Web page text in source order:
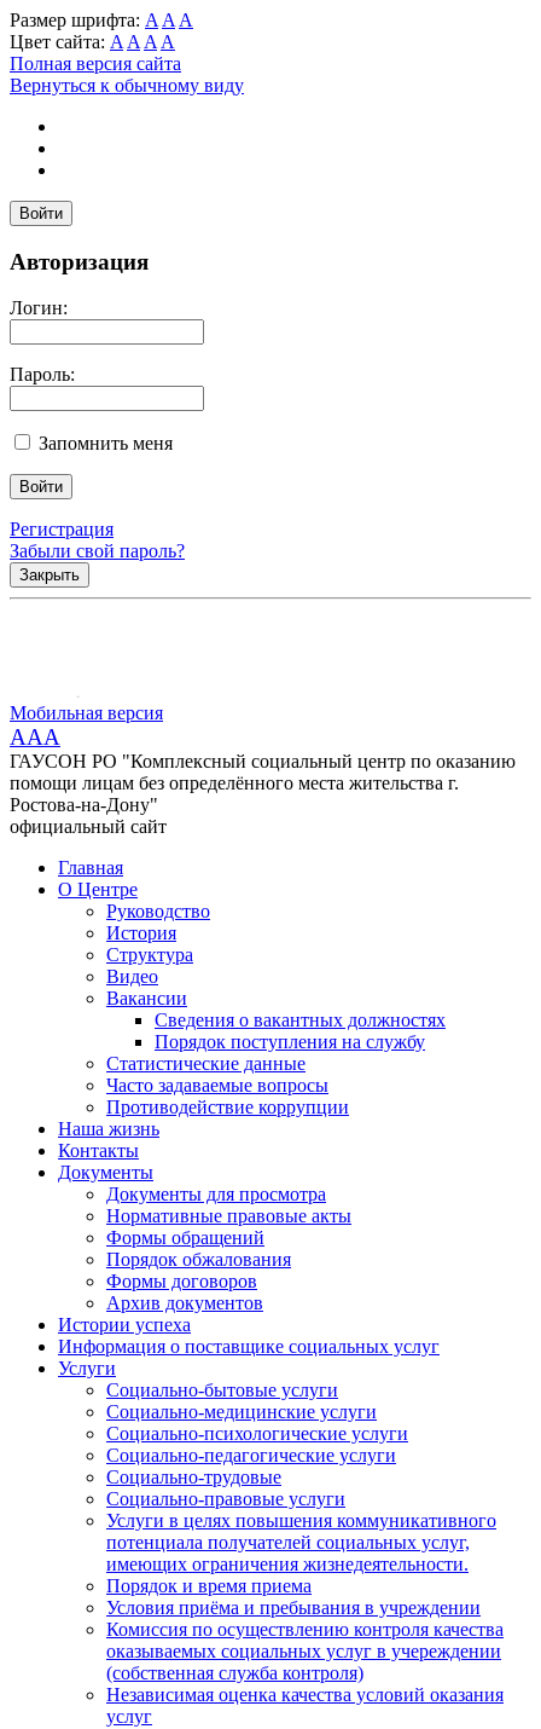
Размер шрифта: A A A
Цвет сайта: A A A A
Полная версия сайта
Вернуться к обычному виду
Войти
Авторизация
Логин:
Пароль:
Запомнить меня
Регистрация
Забыли свой пароль?
Закрыть
Мобильная версия
AAA
ГАУСОН РО "Комплексный социальный центр по оказанию
помощи лицам без определённого места жительства г.
Ростова-на-Дону"
официальный сайт
Главная
О Центре
Руководство
История
Структура
Видео
Вакансии
Сведения о вакантных должностях
Порядок поступления на службу
Статистические данные
Часто задаваемые вопросы
Противодействие коррупции
Наша жизнь
Контакты
Документы
Документы для просмотра
Нормативные правовые акты
Формы обращений
Порядок обжалования
Формы договоров
Архив документов
Истории успеха
Информация о поставщике социальных услуг
Услуги
Социально-бытовые услуги
Социально-медицинские услуги
Социально-психологические услуги
Социально-педагогические услуги
Социально-трудовые
Социально-правовые услуги
Услуги в целях повышения коммуникативного
потенциала получателей социальных услуг,
имеющих ограничения жизнедеятельности.
Порядок и время приема
Условия приёма и пребывания в учреждении
Комиссия по осуществлению контроля качества
оказываемых социальных услуг в учереждении
(собственная служба контроля)
Независимая оценка качества условий оказания
услуг